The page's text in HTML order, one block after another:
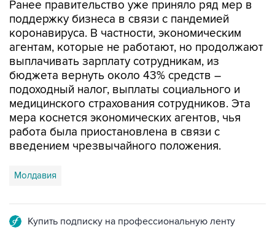
коронавируса. В частности, экономическим
агентам, которые не работают, но продолжают
выплачивать зарплату сотрудникам, из
бюджета вернуть около 43% средств –
подоходный налог, выплаты социального и
медицинского страхования сотрудников. Эта
мера коснется экономических агентов, чья
работа была приостановлена в связи с
введением чрезвычайного положения.
Молдавия
Подписаться на рассылку главных новостей сайта